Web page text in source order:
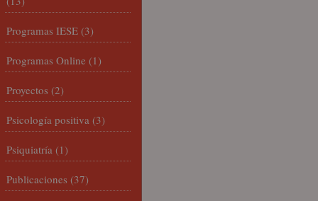
Programas IESE (3)
Programas Online (1)
Proyectos (2)
Psicología positiva (3)
Psiquiatría (1)
Publicaciones (37)